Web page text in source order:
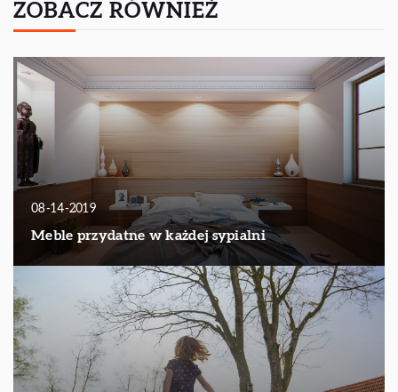
ZOBACZ RÓWNIEŻ
08-14-2019
Meble przydatne w każdej sypialni